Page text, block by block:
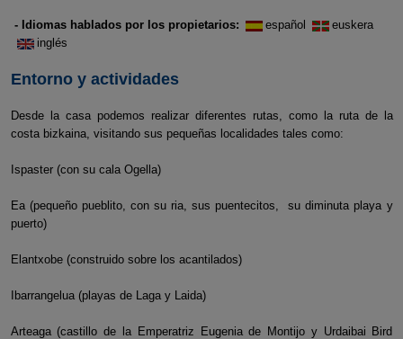
- Idiomas hablados por los propietarios: español
euskera
inglés
Entorno y actividades
Desde la casa podemos realizar diferentes rutas, como la ruta de la
costa bizkaina, visitando sus pequeñas localidades tales como:
Ispaster (con su cala Ogella)
Ea (pequeño pueblito, con su ria, sus puentecitos, su diminuta playa y
puerto)
Elantxobe (construido sobre los acantilados)
Ibarrangelua (playas de Laga y Laida)
Arteaga (castillo de la Emperatriz Eugenia de Montijo y Urdaibai Bird